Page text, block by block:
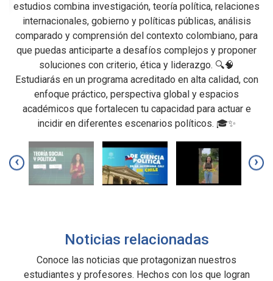
estudios combina investigación, teoría política, relaciones
internacionales, gobierno y políticas públicas, análisis
comparado y comprensión del contexto colombiano, para
que puedas anticiparte a desafíos complejos y proponer
soluciones con criterio, ética y liderazgo. 🔍🧠
Estudiarás en un programa acreditado en alta calidad, con
enfoque práctico, perspectiva global y espacios
académicos que fortalecen tu capacidad para actuar e
incidir en diferentes escenarios políticos. 🎓✨
‹ ›
Noticias relacionadas
Conoce las noticias que protagonizan nuestros
estudiantes y profesores. Hechos con los que logran